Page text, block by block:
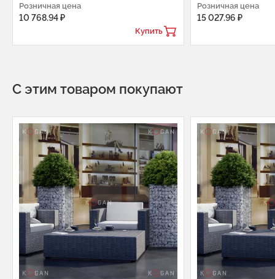
Розничная цена
10 768.94 ₽
Купить
Розничная цена
15 027.96 ₽
С этим товаром покупают